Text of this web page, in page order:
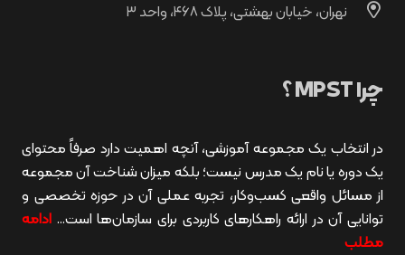
نهران، خیابان بهشتی، پلاک ۴۶۸، واحد ۳
چرا MPST ؟
در انتخاب یک مجموعه آموزشی، آنچه اهمیت دارد صرفاً محتوای
یک دوره یا نام یک مدرس نیست؛ بلکه میزان شناخت آن مجموعه
از مسائل واقعی کسب‌وکار، تجربه عملی آن در حوزه تخصصی و
توانایی آن در ارائه راهکارهای کاربردی برای سازمان‌ها است… ادامه
مطلب